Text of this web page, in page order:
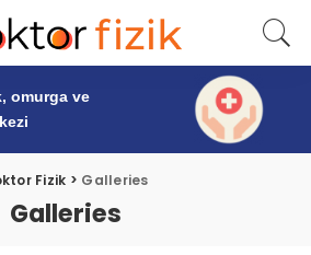
omurga ve
Fizik > Galleries
Galleries